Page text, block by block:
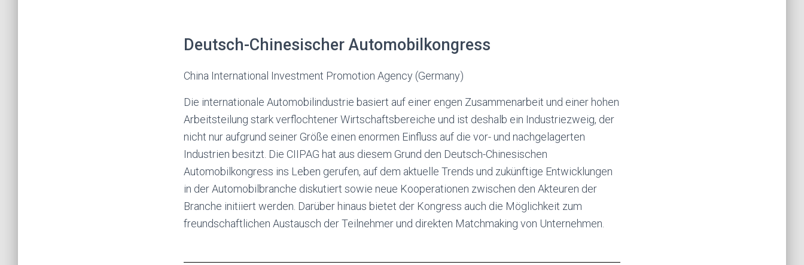
Deutsch-Chinesischer Automobilkongress
China International Investment Promotion Agency (Germany)
Die internationale Automobilindustrie basiert auf einer engen Zusammenarbeit und einer hohen
Arbeitsteilung stark verflochtener Wirtschaftsbereiche und ist deshalb ein Industriezweig, der
nicht nur aufgrund seiner Größe einen enormen Einfluss auf die vor- und nachgelagerten
Industrien besitzt. Die CIIPAG hat aus diesem Grund den Deutsch-Chinesischen
Automobilkongress ins Leben gerufen, auf dem aktuelle Trends und zukünftige Entwicklungen
in der Automobilbranche diskutiert sowie neue Kooperationen zwischen den Akteuren der
Branche initiiert werden. Darüber hinaus bietet der Kongress auch die Möglichkeit zum
freundschaftlichen Austausch der Teilnehmer und direkten Matchmaking von Unternehmen.